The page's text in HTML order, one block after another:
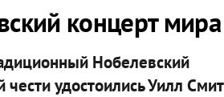
концерт мира
Нобелевский
удостоились Уилл Смит